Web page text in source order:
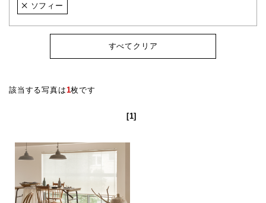
ソフィー
すべてクリア
該当する写真は1枚です
[1]